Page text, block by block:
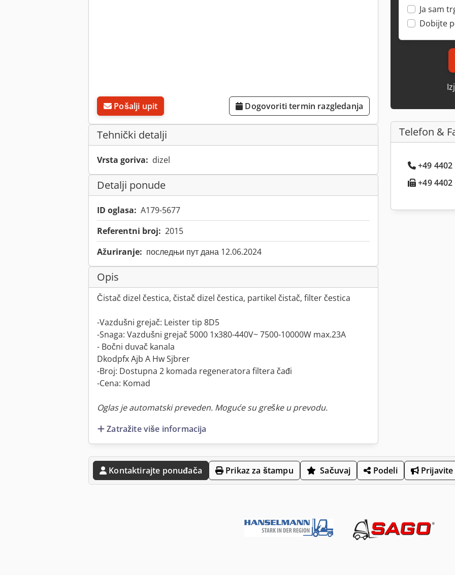
Pošalji upit Dogovoriti termin razgledanja
Tehnički detalji
Vrsta goriva: dizel
Detalji ponude
ID oglasa: A179-5677
Referentni broj: 2015
Ažuriranje: последњи пут дана 12.06.2024
Opis
Čistač dizel čestica, čistač dizel čestica, partikel čistač, filter čestica
-Vazdušni grejač: Leister tip 8D5
-Snaga: Vazdušni grejač 5000 1x380-440V~ 7500-10000W max.23A
- Bočni duvač kanala
Dkodpfx Ajb A Hw Sjbrer
-Broj: Dostupna 2 komada regeneratora filtera čađi
-Cena: Komad
Oglas je automatski preveden. Moguće su greške u prevodu.
Zatražite više informacija
Ja sam
Dobijte
Telefon &
+49
+49
Kontaktirajte ponuđača Prikaz za štampu Sačuvaj Podeli Prijavite